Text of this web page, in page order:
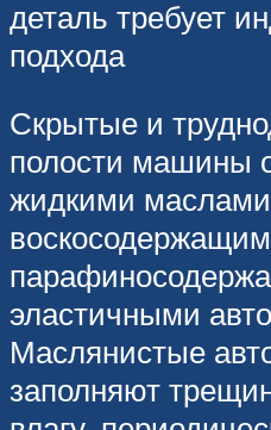
деталь требует
подхода
Скрытые и
полости машины
жидкими
эластичными
Маслянистые
заполняют